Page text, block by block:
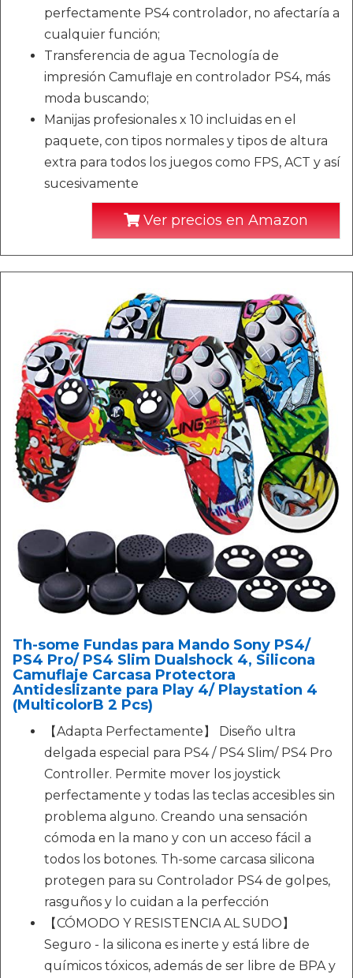
perfectamente PS4 controlador, no afectaría a
cualquier función;
Transferencia de agua Tecnología de
impresión Camuflaje en controlador PS4, más
moda buscando;
Manijas profesionales x 10 incluidas en el
paquete, con tipos normales y tipos de altura
extra para todos los juegos como FPS, ACT y así
sucesivamente
Ver precios en Amazon
Th-some Fundas para Mando Sony PS4/
PS4 Pro/ PS4 Slim Dualshock 4, Silicona
Camuflaje Carcasa Protectora
Antideslizante para Play 4/ Playstation 4
(MulticolorB 2 Pcs)
【Adapta Perfectamente】 Diseño ultra
delgada especial para PS4 / PS4 Slim/ PS4 Pro
Controller. Permite mover los joystick
perfectamente y todas las teclas accesibles sin
problema alguno. Creando una sensación
cómoda en la mano y con un acceso fácil a
todos los botones. Th-some carcasa silicona
protegen para su Controlador PS4 de golpes,
rasguños y lo cuidan a la perfección
【CÓMODO Y RESISTENCIA AL SUDO】
Seguro - la silicona es inerte y está libre de
químicos tóxicos, además de ser libre de BPA y